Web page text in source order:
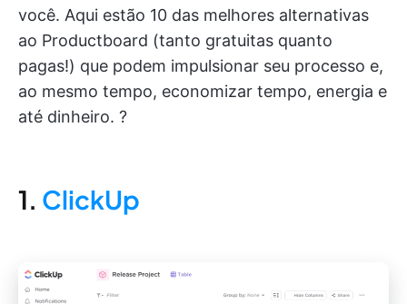
você. Aqui estão 10 das melhores alternativas
ao Productboard (tanto gratuitas quanto
pagas!) que podem impulsionar seu processo e,
ao mesmo tempo, economizar tempo, energia e
até dinheiro. ?
1. ClickUp